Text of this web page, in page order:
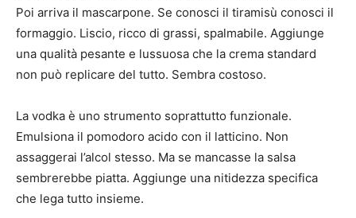
Poi arriva il mascarpone. Se conosci il tiramisù conosci il
formaggio. Liscio, ricco di grassi, spalmabile. Aggiunge
una qualità pesante e lussuosa che la crema standard
non può replicare del tutto. Sembra costoso.
La vodka è uno strumento soprattutto funzionale.
Emulsiona il pomodoro acido con il latticino. Non
assaggerai l’alcol stesso. Ma se mancasse la salsa
sembrerebbe piatta. Aggiunge una nitidezza specifica
che lega tutto insieme.